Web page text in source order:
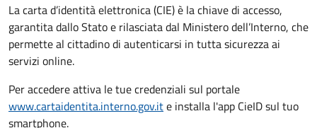
La carta d’identità elettronica (CIE) è la chiave di accesso,
garantita dallo Stato e rilasciata dal Ministero dell’Interno, che
permette al cittadino di autenticarsi in tutta sicurezza ai
servizi online.
Per accedere attiva le tue credenziali sul portale
www.cartaidentita.interno.gov.ite installa l'app CieID sul tuo
smartphone.